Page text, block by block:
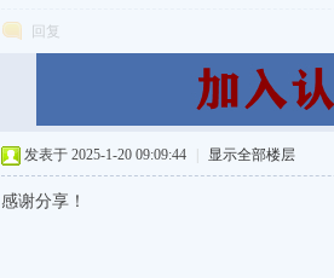
回复
发表于 2025-1-20 09:09:44 显示全部楼层
感谢分享！